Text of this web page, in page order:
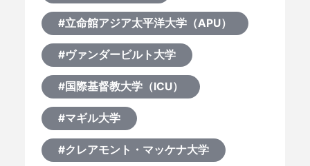
#立命館アジア太平洋大学（APU）
#ヴァンダービルト大学
#国際基督教大学（ICU）
#マギル大学
#クレアモント・マッケナ大学